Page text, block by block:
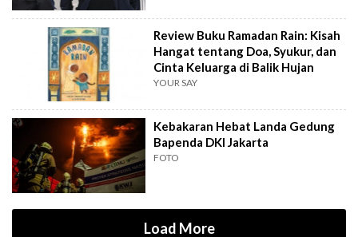
Review Buku Ramadan Rain: Kisah
Hangat tentang Doa, Syukur, dan
Cinta Keluarga di Balik Hujan
YOUR SAY
Kebakaran Hebat Landa Gedung
Bapenda DKI Jakarta
FOTO
Load More